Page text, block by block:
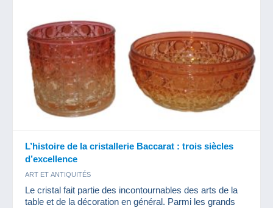
L’histoire de la cristallerie Baccarat : trois siècles
d’excellence
ART ET ANTIQUITÉS
Le cristal fait partie des incontournables des arts de la
table et de la décoration en général. Parmi les grands